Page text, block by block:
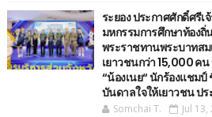
ระยอง ประกาศศักดิ์ศรีเ
มหกรรมการศึกษาท้อง
พระราชทานพระบาทสม
เยาวชนกว่า 15,000 ค
“น้องเนย“ นักร้องแชม
บันดาลใจให้เยาวชน ป
Somchai T. Jul